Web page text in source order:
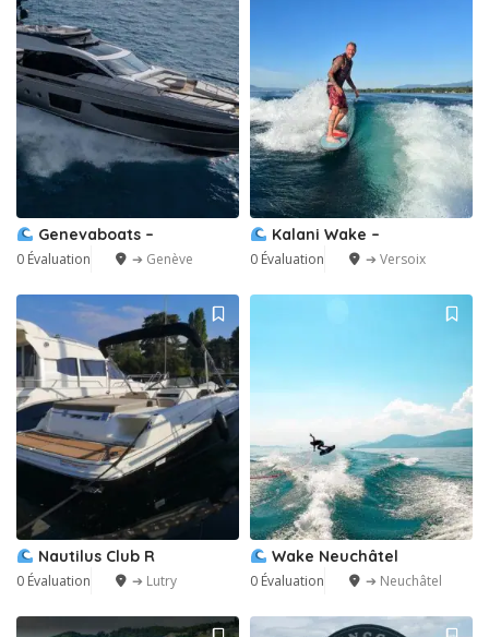
Genevaboats –
0 Évaluation ➔ Genève
Kalani Wake –
0 Évaluation ➔ Versoix
Nautilus Club R
0 Évaluation ➔ Lutry
Wake Neuchâtel
0 Évaluation ➔ Neuchâtel